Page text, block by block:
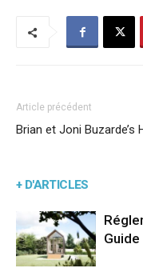
Article précédent
Brian et Joni Buzarde’s
+ D'ARTICLES